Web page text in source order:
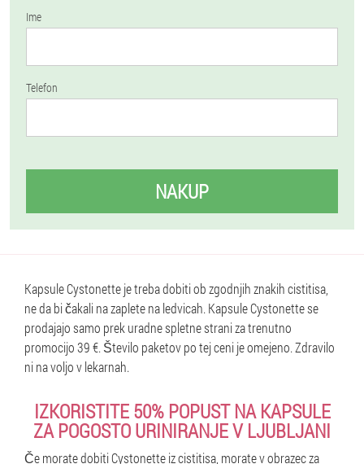
Ime
Telefon
NAKUP
Kapsule Cystonette je treba dobiti ob zgodnjih znakih cistitisa,
ne da bi čakali na zaplete na ledvicah. Kapsule Cystonette se
prodajajo samo prek uradne spletne strani za trenutno
promocijo 39 €. Število paketov po tej ceni je omejeno. Zdravilo
ni na voljo v lekarnah.
IZKORISTITE 50% POPUST NA KAPSULE
ZA POGOSTO URINIRANJE V LJUBLJANI
Če morate dobiti Cystonette iz cistitisa, morate v obrazec za